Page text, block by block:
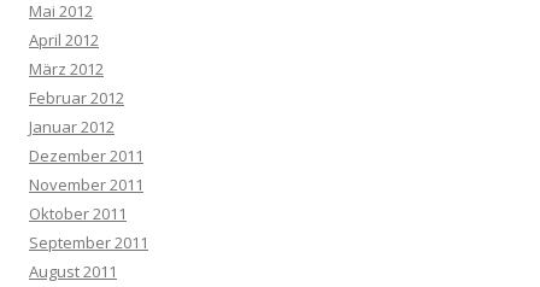
Mai 2012
April 2012
März 2012
Februar 2012
Januar 2012
Dezember 2011
November 2011
Oktober 2011
September 2011
August 2011